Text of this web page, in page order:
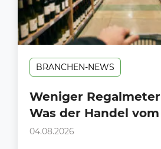
BRANCHEN-NEWS
Weniger
Was der Handel
lernen kann
04.08.2026